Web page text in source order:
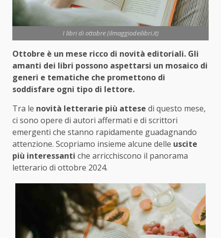
I libri di ottobre (ilmaggiodeilibri.it)
Ottobre è un mese ricco di novità editoriali. Gli
amanti dei libri possono aspettarsi un mosaico di
generi e tematiche che promettono di
soddisfare ogni tipo di lettore.
Tra le novità letterarie più attese di questo mese,
ci sono opere di autori affermati e di scrittori
emergenti che stanno rapidamente guadagnando
attenzione. Scopriamo insieme alcune delle uscite
più interessanti che arricchiscono il panorama
letterario di ottobre 2024.